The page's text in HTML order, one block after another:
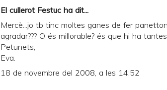
El cullerot Festuc ha dit...
Mercè...jo tb tinc moltes ganes de fer
agradar??? O és millorable? és que hi ha
Petunets,
Eva.
18 de novembre del 2008, a les 14:52